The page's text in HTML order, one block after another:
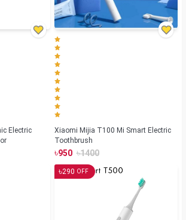
Electric
Xiaomi Mijia T100 Mi Smart Electric
Toothbrush
৳950 ৳1400
৳290 OFF